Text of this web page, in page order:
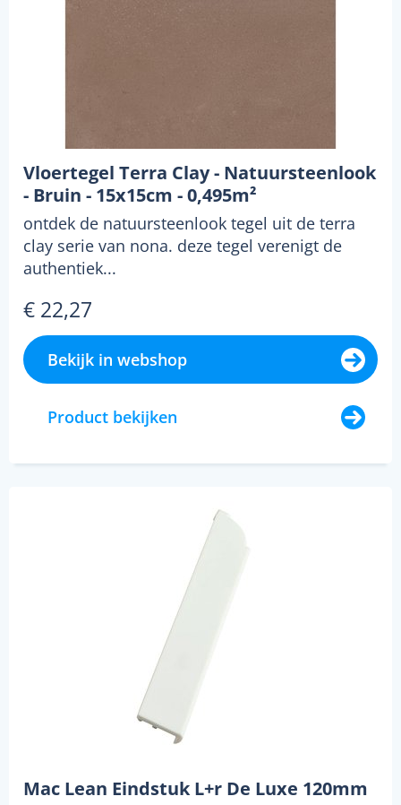
Vloertegel Terra Clay - Natuursteenlook
- Bruin - 15x15cm - 0,495m²
ontdek de natuursteenlook tegel uit de terra
clay serie van nona. deze tegel verenigt de
authentiek...
€ 22,27
Bekijk in webshop
Product bekijken
Mac Lean Eindstuk L+r De Luxe 120mm